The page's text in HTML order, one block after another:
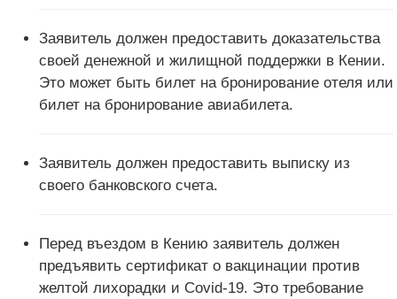
Заявитель должен предоставить доказательства
своей денежной и жилищной поддержки в Кении.
Это может быть билет на бронирование отеля или
билет на бронирование авиабилета.
Заявитель должен предоставить выписку из
своего банковского счета.
Перед въездом в Кению заявитель должен
предъявить сертификат о вакцинации против
желтой лихорадки и Covid-19. Это требование